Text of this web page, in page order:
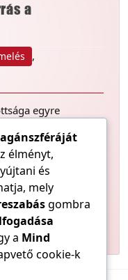
a
,
egyre
közöttük egy,
tűnik. A
biomassza
a világ
át adta,
mégis a
élményt,
és
mely
gombra
a Mind
cookie-k